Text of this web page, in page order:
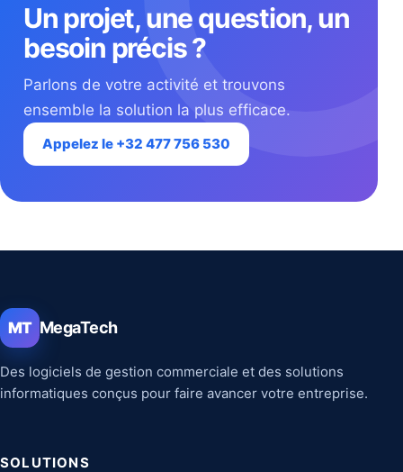
Un projet, une question, un
besoin précis ?
Parlons de votre activité et trouvons
ensemble la solution la plus efficace.
Appelez le +32 477 756 530
MT MegaTech
Des logiciels de gestion commerciale et des solutions
informatiques conçus pour faire avancer votre entreprise.
SOLUTIONS